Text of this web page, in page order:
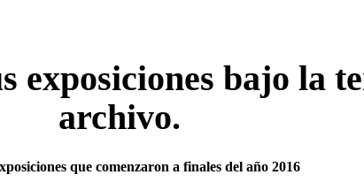
bajo la
archivo.
que comenzaron a finales del año 2016